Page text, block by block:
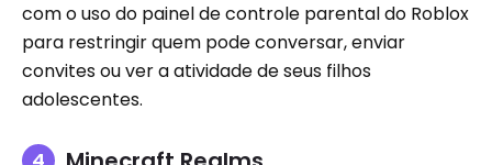
com o uso do painel de controle parental do Roblox
para restringir quem pode conversar, enviar
convites ou ver a atividade de seus filhos
adolescentes.